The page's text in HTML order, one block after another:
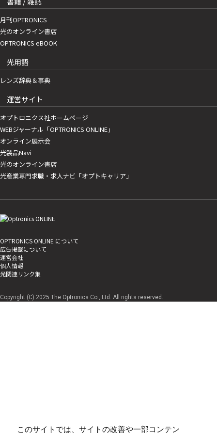
このサイトでは、サイトの改善や一部コンテン
月刊OPTRONICS
光のオンライン書店
OPTRONICS eBOOK
光用語
レンズ辞典＆事典
運営サイト
オプトロニクス社ホームページ
WEBジャーナル「OPTRONICS ONLINE」
オンライン展示会
光製品Navi
光のオンライン書店
光産業専門求職・求人ナビ「オプトキャリア」
OPTRONICS ONLINE について
広告掲載について
運営会社
個人情報
光関連リンク集
Copyright (C) 2025 The Optronics Co., Ltd. All rights reserved.